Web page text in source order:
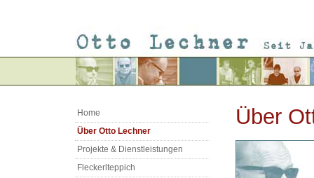
Home
Über Otto Lechner
Projekte & Dienstleistungen
Fleckerlteppich
Über